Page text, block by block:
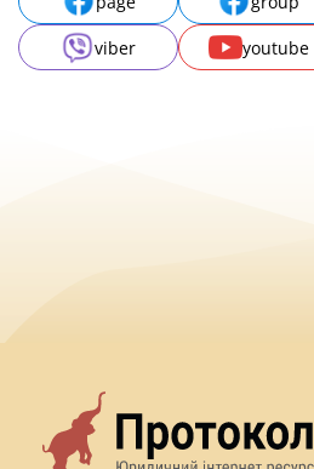
viber
youtube